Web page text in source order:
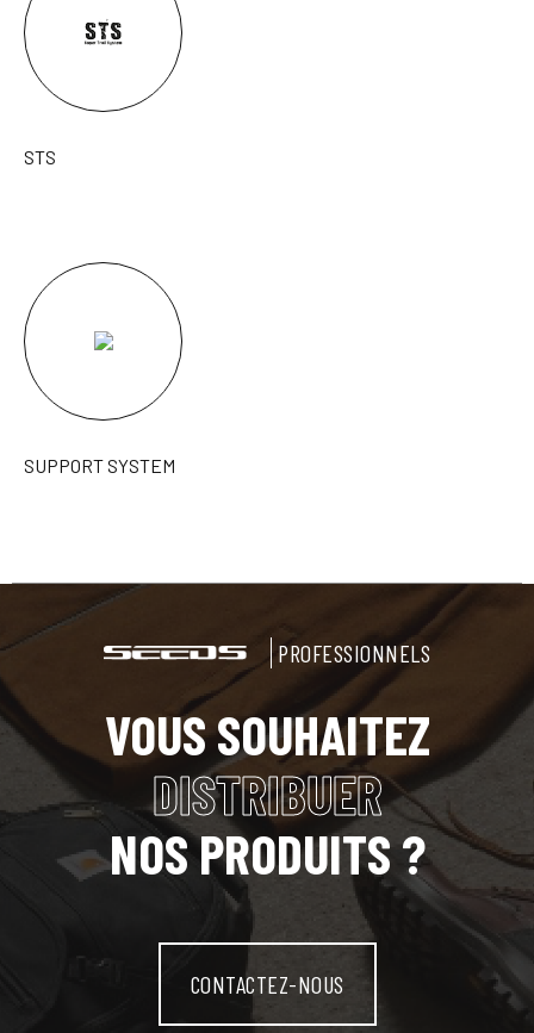
STS
SUPPORT SYSTEM
PROFESSIONNELS
VOUS SOUHAITEZ
DISTRIBUER
NOS PRODUITS ?
CONTACTEZ-NOUS